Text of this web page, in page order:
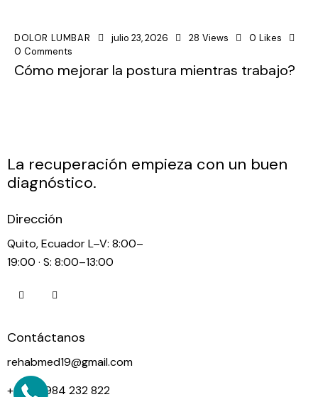
DOLOR LUMBAR julio 23, 2026 28 Views 0 Likes
0 Comments
Cómo mejorar la postura mientras trabajo?
La recuperación empieza con un buen
diagnóstico.
Dirección
Quito, Ecuador L–V: 8:00–
19:00 · S: 8:00–13:00
Contáctanos
rehabmed19@gmail.com
+593 0984 232 822